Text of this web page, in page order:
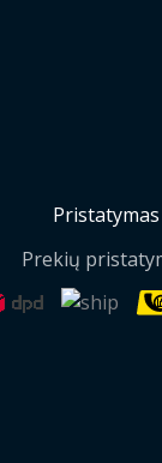
Pristatymas
Prekių